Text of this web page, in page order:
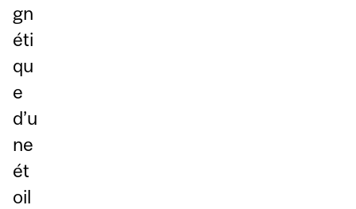
gn
éti
qu
e
d’u
ne
ét
oil